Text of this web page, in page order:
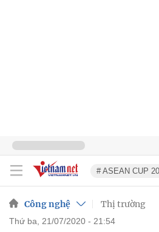
# ASEAN CUP
Công nghệ Thị trường
thứ ba, 21/07/2020 - 21:54